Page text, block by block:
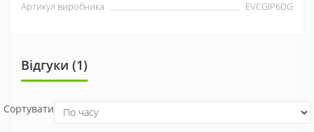
Артикул виробника
EVCGIP6DG
Відгуки (1)
Сортувати